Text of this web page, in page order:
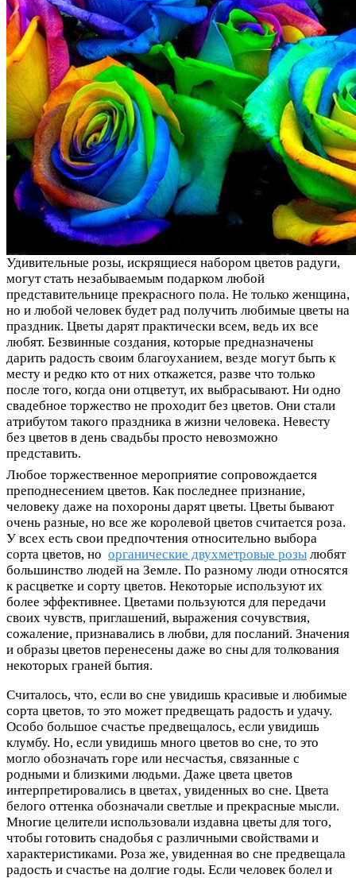
Удивительные розы, искрящиеся набором цветов радуги,
могут стать незабываемым подарком любой
представительнице прекрасного пола. Не только женщина,
но и любой человек будет рад получить любимые цветы на
праздник. Цветы дарят практически всем, ведь их все
любят. Безвинные создания, которые предназначены
дарить радость своим благоуханием, везде могут быть к
месту и редко кто от них откажется, разве что только
после того, когда они отцветут, их выбрасывают. Ни одно
свадебное торжество не проходит без цветов. Они стали
атрибутом такого праздника в жизни человека. Невесту
без цветов в день свадьбы просто невозможно
представить.
Любое торжественное мероприятие сопровождается
преподнесением цветов. Как последнее признание,
человеку даже на похороны дарят цветы. Цветы бывают
очень разные, но все же королевой цветов считается роза.
У всех есть свои предпочтения относительно выбора
сорта цветов, но органические двухметровые розы любят
большинство людей на Земле. По разному люди относятся
к расцветке и сорту цветов. Некоторые используют их
более эффективнее. Цветами пользуются для передачи
своих чувств, приглашений, выражения сочувствия,
сожаление, признавались в любви, для посланий. Значения
и образы цветов перенесены даже во сны для толкования
некоторых граней бытия.
Считалось, что, если во сне увидишь красивые и любимые
сорта цветов, то это может предвещать радость и удачу.
Особо большое счастье предвещалось, если увидишь
клумбу. Но, если увидишь много цветов во сне, то это
могло обозначать горе или несчастья, связанные с
родными и близкими людьми. Даже цвета цветов
интерпретировались в цветах, увиденных во сне. Цвета
белого оттенка обозначали светлые и прекрасные мысли.
Многие целители использовали издавна цветы для того,
чтобы готовить снадобья с различными свойствами и
характеристиками. Роза же, увиденная во сне предвещала
радость и счастье на долгие годы. Если человек болел и